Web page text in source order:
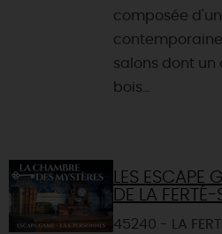
composée
salons dont un
bois...
LES ESCAPE
DE LA
45240 - LA